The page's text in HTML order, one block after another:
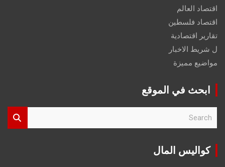
اقتصاد العالم
اقتصاد فلسطين
تقارير اقتصادية
ل شريط الاخبار
مواضيع مميزة
ابحث في الموقع
r
كواليس المال